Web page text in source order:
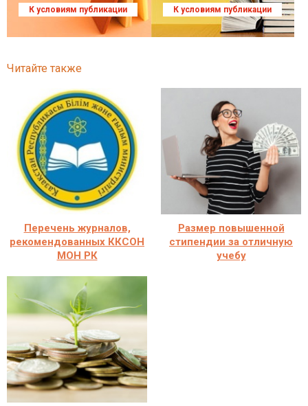
К условиям публикации К условиям публикации
Читайте также
Перечень журналов,
рекомендованных ККСОН
МОН РК
Размер повышенной
стипендии за отличную
учебу